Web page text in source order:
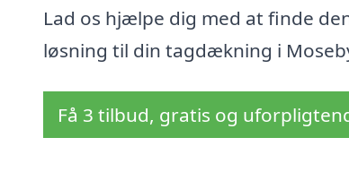
Lad os hjælpe dig med at finde
løsning til din tagdækning i
Få 3 tilbud, gratis og